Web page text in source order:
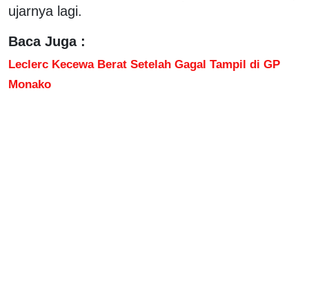
ujarnya lagi.
Baca Juga :
Leclerc Kecewa Berat Setelah Gagal Tampil di GP
Monako